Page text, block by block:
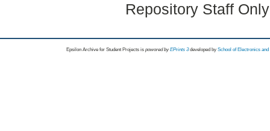
Repository Staff
Epsilon Archive for Student Projects is powored byEPrints 3 developed by School of Electronics